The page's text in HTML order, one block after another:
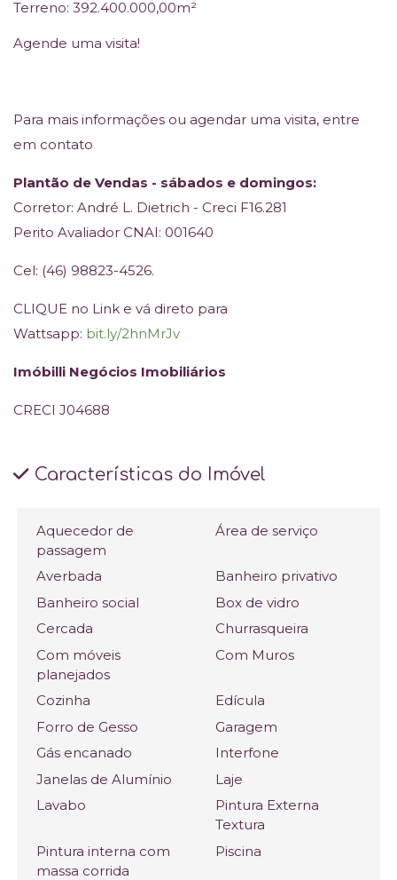
Terreno: 392.400.000,00m²
Agende uma visita!
Para mais informações ou agendar uma visita, entre
em contato
Plantão de Vendas - sábados e domingos:
Corretor: André L. Dietrich - Creci F16.281
Perito Avaliador CNAI: 001640
Cel: (46) 98823-4526.
CLIQUE no Link e vá direto para
Wattsapp: bit.ly/2hnMrJv
Imóbilli Negócios Imobiliários
CRECI J04688
Características do Imóvel
Aquecedor de
passagem
Área de serviço
Averbada
Banheiro privativo
Banheiro social
Box de vidro
Cercada
Churrasqueira
Com móveis
planejados
Com Muros
Cozinha
Edícula
Forro de Gesso
Garagem
Gás encanado
Interfone
Janelas de Alumínio
Laje
Lavabo
Pintura Externa
Textura
Pintura interna com
massa corrida
Piscina